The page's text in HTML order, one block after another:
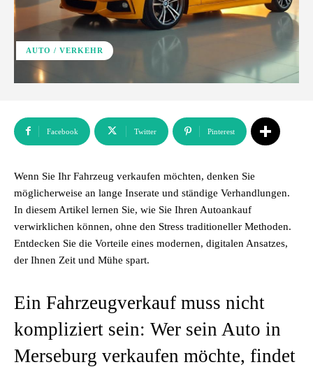
AUTO / VERKEHR
Facebook Twitter Pinterest
Wenn Sie Ihr Fahrzeug verkaufen möchten, denken Sie
möglicherweise an lange Inserate und ständige Verhandlungen.
In diesem Artikel lernen Sie, wie Sie Ihren Autoankauf
verwirklichen können, ohne den Stress traditioneller Methoden.
Entdecken Sie die Vorteile eines modernen, digitalen Ansatzes,
der Ihnen Zeit und Mühe spart.
Ein Fahrzeugverkauf muss nicht
kompliziert sein: Wer sein Auto in
Merseburg verkaufen möchte, findet